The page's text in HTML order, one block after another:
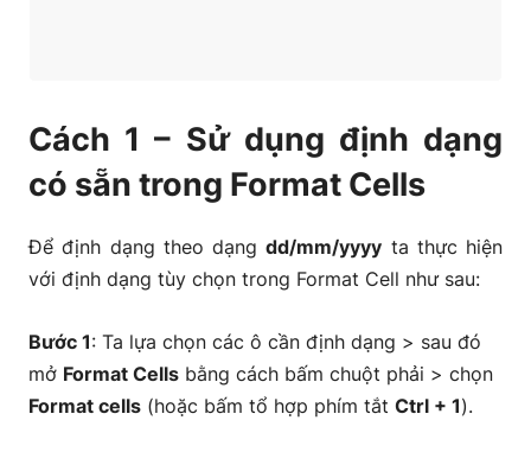
Cách 1 – Sử dụng định dạng
có sẵn trong Format Cells
Để định dạng theo dạngdd/mm/yyyy ta thực hiện
với định dạng tùy chọn trong Format Cell như sau:
Bước 1: Ta lựa chọn các ô cần định dạng > sau đó
mở Format Cells bằng cách bấm chuột phải > chọn
Format cells (hoặc bấm tổ hợp phím tắt Ctrl + 1).